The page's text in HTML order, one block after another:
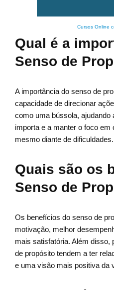
Cursos Online
Qual é a
Senso de
A importância do senso de
capacidade de direcionar
como uma bússola, ajudando
importa e a manter o foco em
mesmo diante de dificuldades.
Quais são os
Senso de
Os benefícios do senso de
motivação, melhor
mais satisfatória. Além
de propósito tendem a ter
e uma visão mais positiva da